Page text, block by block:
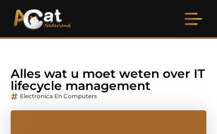
Alles wat u moet weten over IT
lifecycle management
Electronica En Computers